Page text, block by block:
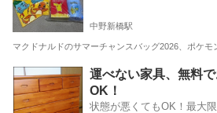
中野新橋駅
マクドナルドのサマーチャンスバッグ2026、ポケ
東京 中野区 中野新橋駅 おもちゃ
運べない家具、無料
OK！
状態が悪くてもOK！最大